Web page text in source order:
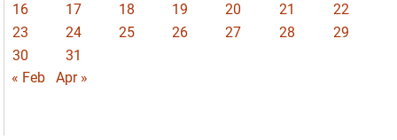
16
17 18 19 20 21
22
23
24 25 26 27 28
29
30
31
« Feb
Apr »